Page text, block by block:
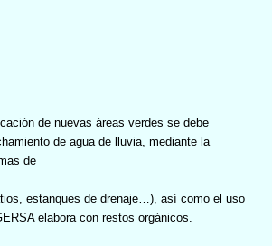
de nuevas áreas verdes se debe
de agua de lluvia, mediante la
de
estanques de drenaje…), así como el uso
elabora con restos orgánicos.